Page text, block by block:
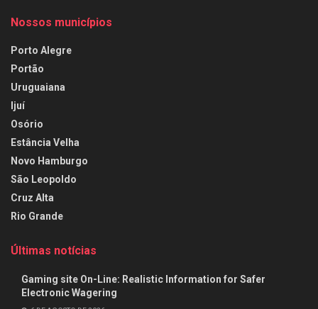
Nossos municípios
Porto Alegre
Portão
Uruguaiana
Ijuí
Osório
Estância Velha
Novo Hamburgo
São Leopoldo
Cruz Alta
Rio Grande
Últimas notícias
Gaming site On-Line: Realistic Information for Safer
Electronic Wagering